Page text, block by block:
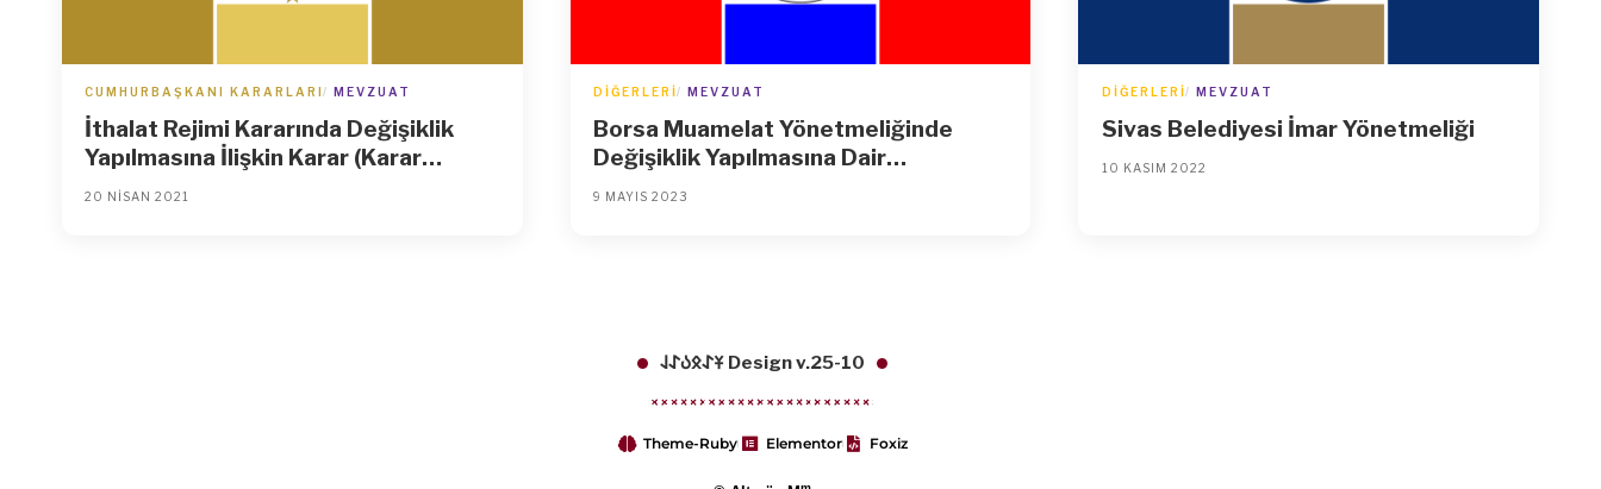
CUMHURBAŞKANI KARARLARI MEVZUAT
İthalat Rejimi Kararında Değişiklik
Yapılmasına İlişkin Karar (Karar
Sayısı: 3837)
20 NISAN 2021
DIĞERLERI MEVZUAT
Borsa Muamelat Yönetmeliğinde
Değişiklik Yapılmasına Dair
Yönetmelik
9 MAYIS 2023
DIĞERLERI MEVZUAT
Sivas Belediyesi İmar Yönetmeliği
10 KASIM 2022
𐱁𐰀𐰋𐰉𐰀𐰞 Design v.25-10
Theme-Ruby Elementor Foxiz